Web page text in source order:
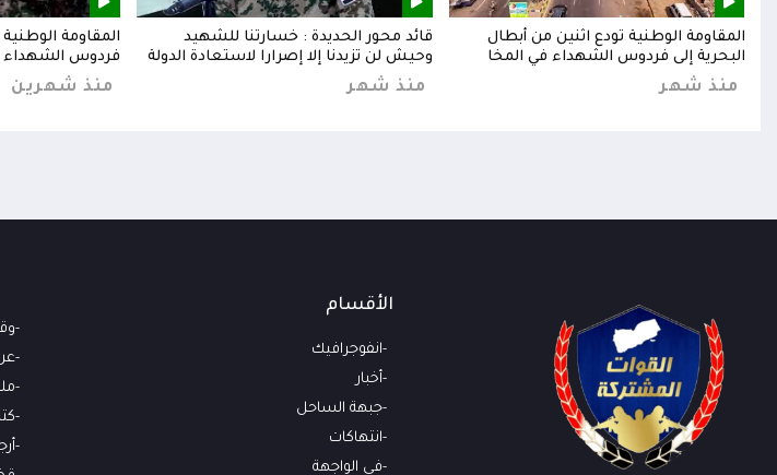
المقاومة الوطنية تودع اثنين من أبطال
البحرية إلى فردوس الشهداء في المخا
منذ شهر
قائد محور الحديدة : خسارتنا للشهيد
وحيش لن تزيدنا إلا إصرارا لاستعادة الدولة
منذ شهر
المقاومة
فردوس الشهداء
منذ شهرين
الأقسام
انفوجرافيك
أخبار
جبهة الساحل
انتهاكات
في الواجهة